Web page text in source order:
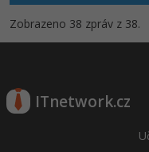
Zobrazeno 38 zpráv z 38.
ITnetwork.cz